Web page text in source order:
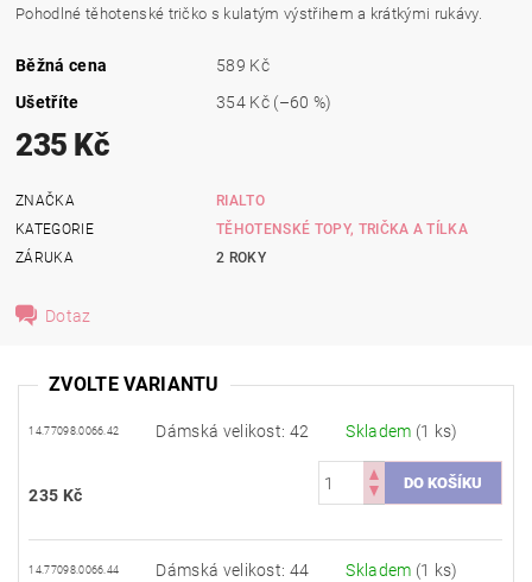
Pohodlné těhotenské tričko s kulatým výstřihem a krátkými rukávy.
Běžná cena
589 Kč
Ušetříte
354 Kč (–60 %)
235 Kč
ZNAČKA
RIALTO
KATEGORIE
TĚHOTENSKÉ TOPY, TRIČKA A TÍLKA
ZÁRUKA
2 ROKY
Dotaz
ZVOLTE VARIANTU
14.77098.0066.42 Dámská velikost: 42 Skladem (1 ks)
235 Kč
14.77098.0066.44 Dámská velikost: 44 Skladem (1 ks)